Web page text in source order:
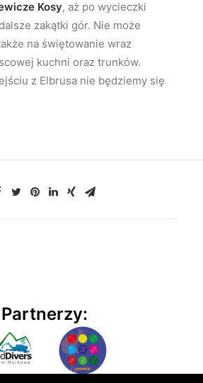
Kosy, aż po wycieczki
zakątki gór. Nie może
na świętowanie wraz
kuchni oraz trunków.
z Elbrusa nie będziemy się
Partnerzy: